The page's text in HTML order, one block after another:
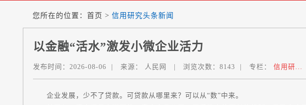
您所在的位置： 首页 > 信用研究头条新闻
以金融“活水”激发小微企业活力
发布时间： 2026-08-06 来源： 人民网 浏览次数： 8143 专栏： 信用研...
企业发展，少不了贷款。可贷款从哪里来？可以从“数”中来。